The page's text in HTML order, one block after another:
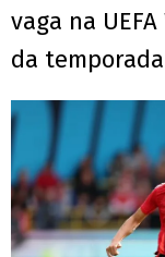
vaga na
da